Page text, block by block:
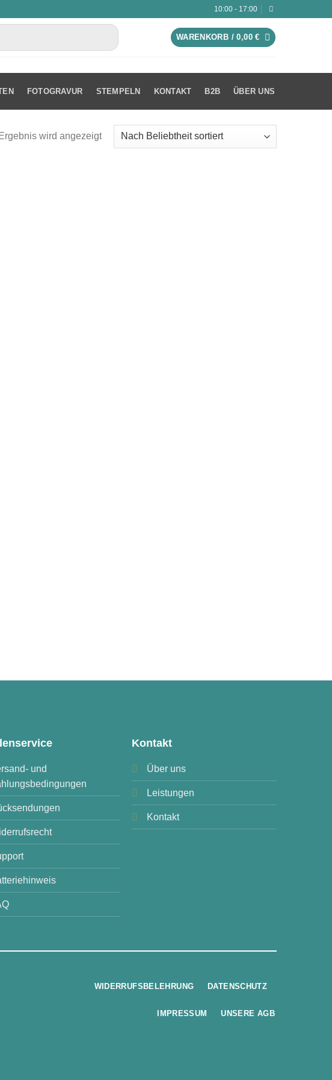
10:00 - 17:00
WARENKORB /0,00€
FOTOGRAVUR STEMPELN KONTAKT B2B ÜBER UNS
wird angezeigt
und
Kontakt
Über uns
Leistungen
Kontakt
WIDERRUFSBELEHRUNG DATENSCHUTZ
IMPRESSUM UNSERE AGB